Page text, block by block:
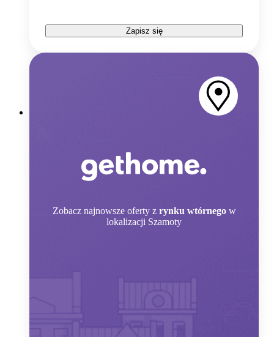
Zapisz się
Zobacz najnowsze oferty z rynku wtórnego w
lokalizacji Szamoty